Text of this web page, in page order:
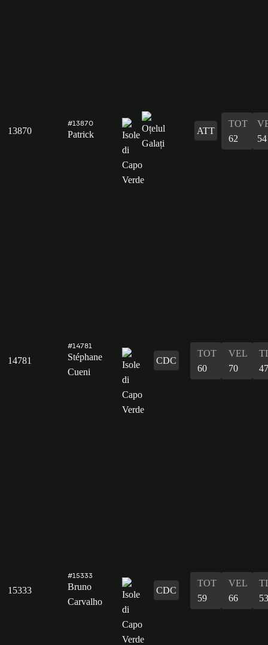
13870
#13870
Patrick ATT
TOT
62
54
14781
#14781
Stéphane
Cueni
CDC
TOT
60
VEL
70
47
15333
#15333
Bruno
Carvalho
CDC
TOT
59
VEL
66
53